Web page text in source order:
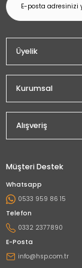
Üyelik
Kurumsal
Alışveriş
Müşteri Destek
Whatsapp
0533 959 86 15
Telefon
0332 2377890
E-Posta
info@hsp.com.tr